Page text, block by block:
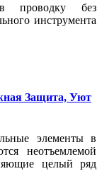
в проводку без
инструмента
Защита, Уют
элементы в
неотъемлемой
целый ряд